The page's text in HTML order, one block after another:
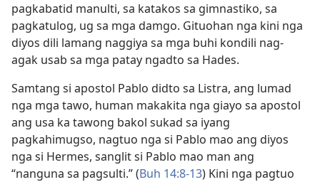
pagkabatid manulti, sa katakos sa gimnastiko, sa
pagkatulog, ug sa mga damgo. Gituohan nga kini nga
diyos dili lamang naggiya sa mga buhi kondili nag-
agak usab sa mga patay ngadto sa Hades.
Samtang si apostol Pablo didto sa Listra, ang lumad
nga mga tawo, human makakita nga giayo sa apostol
ang usa ka tawong bakol sukad sa iyang
pagkahimugso, nagtuo nga si Pablo mao ang diyos
nga si Hermes, sanglit si Pablo mao man ang
“nanguna sa pagsulti.” (Buh 14:8-13) Kini nga pagtuo